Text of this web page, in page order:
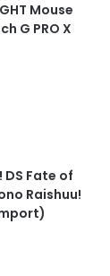
Mouse
G PRO X
Fate of
Raishuu!